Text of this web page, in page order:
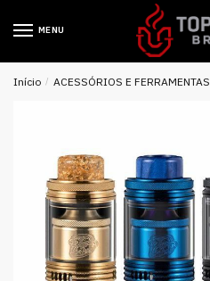
MENU
Início / ACESSÓRIOS E FERRAMENTAS